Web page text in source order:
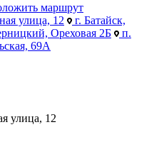
маршрут
улица, 12
г. Батайск,
Ореховая 2Б
п.
69А
улица, 12